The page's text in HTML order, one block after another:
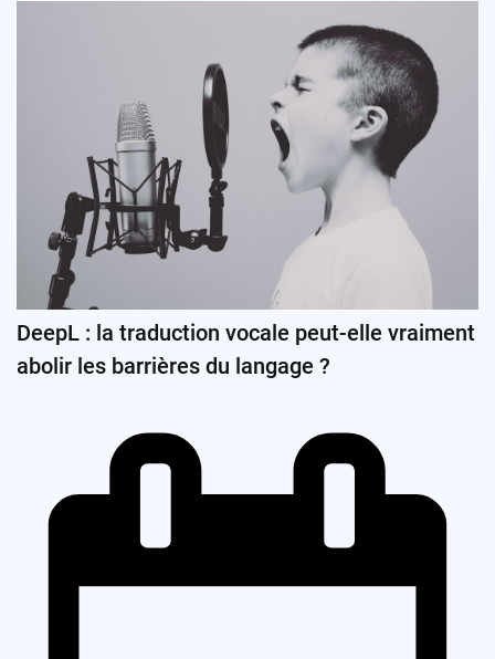
DeepL : la traduction vocale peut-elle vraiment
abolir les barrières du langage ?